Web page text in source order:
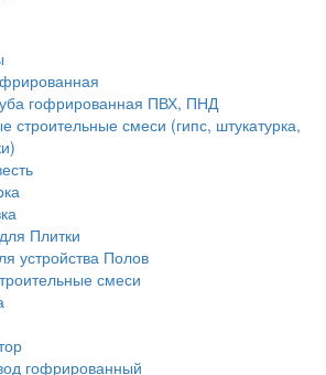
гофрированная ПВХ, ПНД
строительные смеси (гипс, штукатурка,
Плитки
устройства Полов
смеси
гофрированный